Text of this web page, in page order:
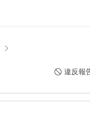
違反報